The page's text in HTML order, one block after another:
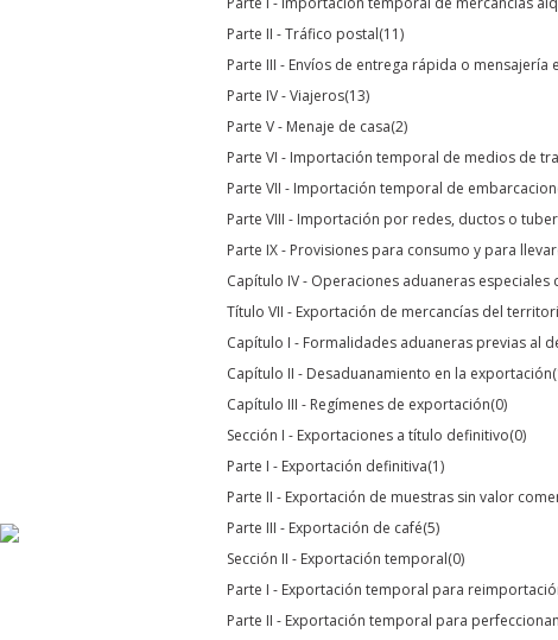
Parte II - Tráfico postal(11)
Parte III - Envíos de entrega rápida o mensajería
Parte IV - Viajeros(13)
Parte V - Menaje de casa(2)
Parte VI - Importación temporal de medios de
Parte VII - Importación temporal de
Parte VIII - Importación por redes, ductos o
Parte IX - Provisiones para consumo y para llevar
Capítulo IV - Operaciones aduaneras
Título VII - Exportación de mercancías del
Capítulo I - Formalidades aduaneras previas al
Capítulo II - Desaduanamiento en la exportación
Capítulo III - Regímenes de exportación(0)
Sección I - Exportaciones a título definitivo(0)
Parte I - Exportación definitiva(1)
Parte II - Exportación de muestras sin valor
Parte III - Exportación de café(5)
Sección II - Exportación temporal(0)
Parte I - Exportación temporal para
Parte II - Exportación temporal para